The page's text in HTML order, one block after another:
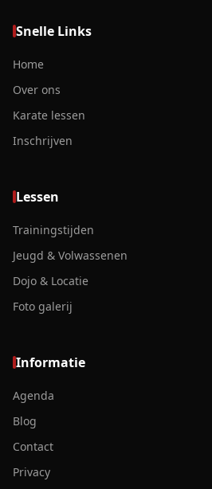
Snelle Links
Home
Over ons
Karate lessen
Inschrijven
Lessen
Trainingstijden
Jeugd & Volwassenen
Dojo & Locatie
Foto galerij
Informatie
Agenda
Blog
Contact
Privacy